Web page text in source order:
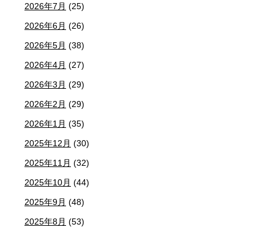
2026年7月 (25)
2026年6月 (26)
2026年5月 (38)
2026年4月 (27)
2026年3月 (29)
2026年2月 (29)
2026年1月 (35)
2025年12月 (30)
2025年11月 (32)
2025年10月 (44)
2025年9月 (48)
2025年8月 (53)